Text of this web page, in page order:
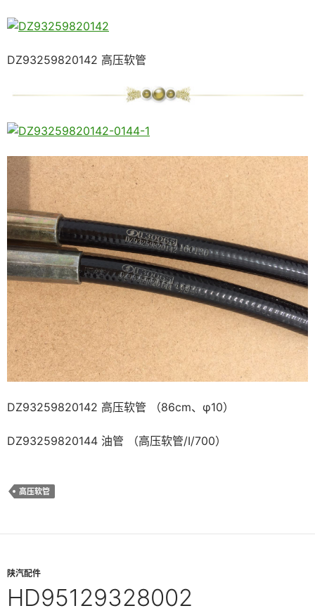
DZ93259820142 高压软管
DZ93259820142 高压软管 （86cm、φ10）
DZ93259820144 油管 （高压软管/I/700）
高压软管
陕汽配件
HD95129328002